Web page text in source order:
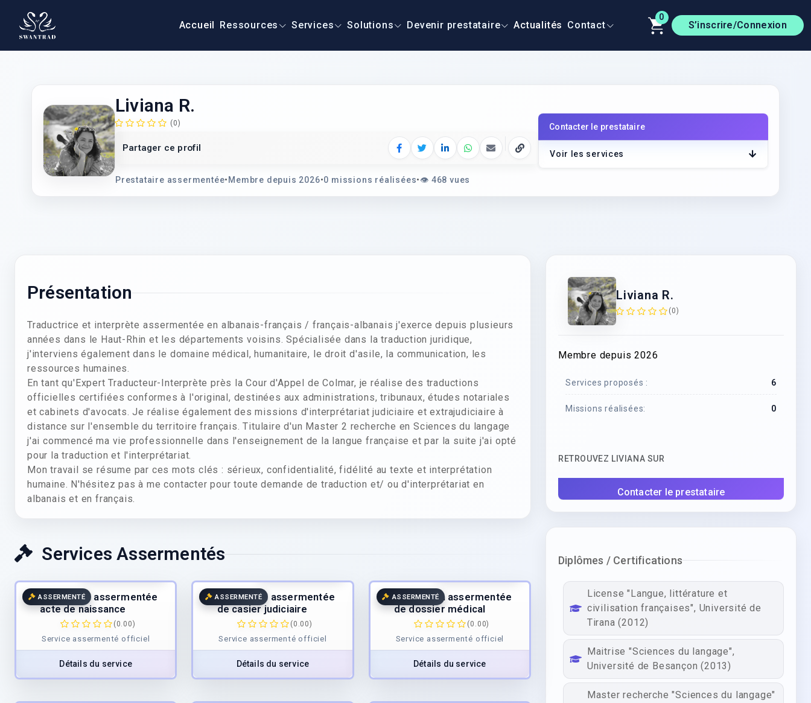
Accueil Ressources Services Solutions Devenir prestataire Actualités Contact
0
S’inscrire/Connexion
Liviana R.
(0)
Partager ce profil
Facebook
TwitterLinkedInWhatsApp
E‑mailCopier le lien
Prestataire assermentée• Membre depuis 2026•0 missions réalisées•👁️ 468 vues
Contacter le prestataire
Voir les services
Liviana R.
(0)
Membre depuis 2026
Services proposés : 6
Missions réalisées: 0
RETROUVEZ LIVIANA SUR
Contacter le prestataire
Diplômes / Certifications
License "Langue, littérature et
civilisation françaises", Université de
Tirana (2012)
Maitrise "Sciences du langage",
Université de Besançon (2013)
Master recherche "Sciences du langage"
Présentation
Traductrice et interprète assermentée en albanais-français / français-albanais j'exerce depuis plusieurs
années dans le Haut-Rhin et les départements voisins. Spécialisée dans la traduction juridique,
j'interviens également dans le domaine médical, humanitaire, le droit d'asile, la communication, les
ressources humaines.
En tant qu'Expert Traducteur-Interprète près la Cour d'Appel de Colmar, je réalise des traductions
officielles certifiées conformes à l'original, destinées aux administrations, tribunaux, études notariales
et cabinets d'avocats. Je réalise également des missions d'interprétariat judiciaire et extrajudiciaire à
distance sur l'ensemble du territoire français. Titulaire d'un Master 2 recherche en Sciences du langage
j'ai commencé ma vie professionnelle dans l'enseignement de la langue française et par la suite j'ai opté
pour la traduction et l'interprétariat.
Mon travail se résume par ces mots clés : sérieux, confidentialité, fidélité au texte et interprétation
humaine. N'hésitez pas à me contacter pour toute demande de traduction et/ ou d'interprétariat en
albanais et en français.
Services Assermentés
ASSERMENTÉ
Traduction assermentée
acte de naissance
(0.00)
Service assermenté officiel
Détails du service
ASSERMENTÉ
Traduction assermentée
de casier judiciaire
(0.00)
Service assermenté officiel
Détails du service
ASSERMENTÉ
Traduction assermentée
de dossier médical
(0.00)
Service assermenté officiel
Détails du service